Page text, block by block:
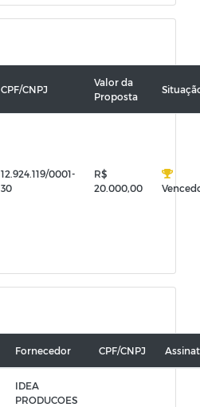
CPF/CNPJ
Valor da
Proposta
12.924.119/0001-
30
R$
20.000,00
Fornecedor CPF/CNPJ
IDEA
PRODUCOES